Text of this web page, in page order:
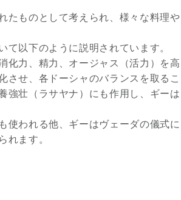
たものとして考えられ、様々な料理や
以下のように説明されています。
化力、精力、オージャス（活力）を高
させ、各ドーシャのバランスを取るこ
強壮（ラサヤナ）にも作用し、ギーは
使われる他、ギーはヴェーダの儀式に
れます。
インタビュー